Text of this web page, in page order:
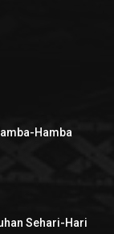
Hamba
Sehari-Hari